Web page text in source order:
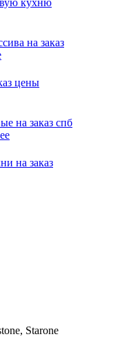
Starone